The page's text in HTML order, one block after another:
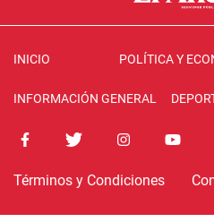
INICIO POLÍTICA Y
INFORMACIÓN GENERAL
Términos y Condiciones